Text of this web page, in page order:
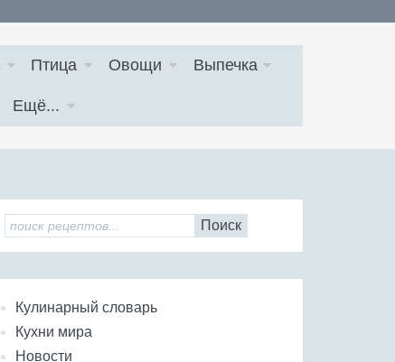
Птица Овощи Выпечка
Ещё...
Поиск
Кулинарный словарь
Кухни мира
Новости